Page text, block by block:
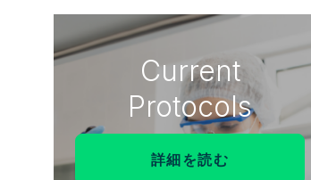
Current
Protocols
詳細を読む